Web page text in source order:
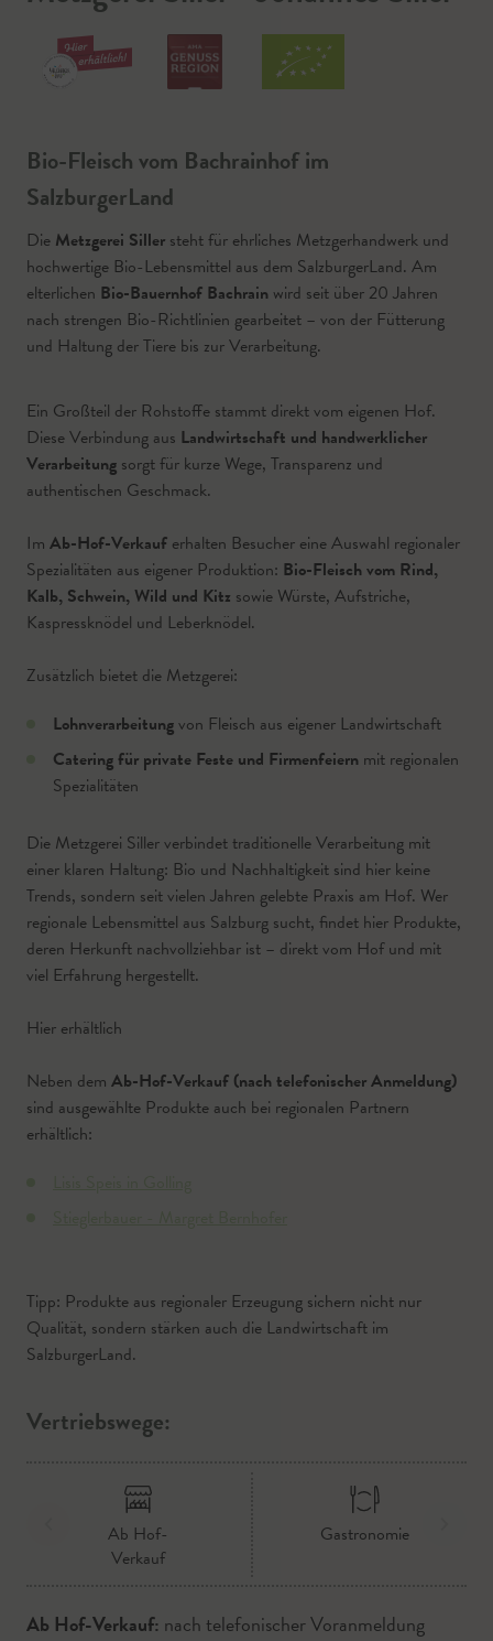
Bio-Fleisch vom Bachrainhof im
SalzburgerLand
Die Metzgerei Siller steht für ehrliches Metzgerhandwerk und
hochwertige Bio-Lebensmittel aus dem SalzburgerLand. Am
elterlichen Bio-Bauernhof Bachrain wird seit über 20 Jahren
nach strengen Bio-Richtlinien gearbeitet – von der Fütterung
und Haltung der Tiere bis zur Verarbeitung.
Ein Großteil der Rohstoffe stammt direkt vom eigenen Hof.
Diese Verbindung aus Landwirtschaft und handwerklicher
Verarbeitung sorgt für kurze Wege, Transparenz und
authentischen Geschmack.
Im Ab-Hof-Verkauf erhalten Besucher eine Auswahl regionaler
Spezialitäten aus eigener Produktion: Bio-Fleisch vom Rind,
Kalb, Schwein, Wild und Kitz sowie Würste, Aufstriche,
Kaspressknödel und Leberknödel.
Zusätzlich bietet die Metzgerei:
Lohnverarbeitungvon Fleisch aus eigener Landwirtschaft
Catering für private Feste und Firmenfeiern mit regionalen
Spezialitäten
Die Metzgerei Siller verbindet traditionelle Verarbeitung mit
einer klaren Haltung: Bio und Nachhaltigkeit sind hier keine
Trends, sondern seit vielen Jahren gelebte Praxis am Hof. Wer
regionale Lebensmittel aus Salzburg sucht, findet hier Produkte,
deren Herkunft nachvollziehbar ist – direkt vom Hof und mit
viel Erfahrung hergestellt.
Hier erhältlich
Neben dem Ab-Hof-Verkauf (nach telefonischer Anmeldung)
sind ausgewählte Produkte auch bei regionalen Partnern
erhältlich:
Tipp: Produkte aus regionaler Erzeugung sichern nicht nur
Qualität, sondern stärken auch die Landwirtschaft im
SalzburgerLand.
Vertriebswege:
Ab Hof-
Verkauf
Gastronomie
Ab Hof-Verkauf: nach telefonischer Voranmeldung